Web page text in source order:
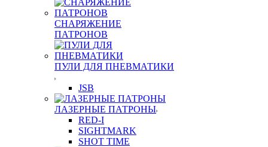
СНАРЯЖЕНИЕ
ПАТРОНОВ
ПУЛИ ДЛЯ ПНЕВМАТИКИ
JSB
ЛАЗЕРНЫЕ ПАТРОНЫ
RED-I
SIGHTMARK
SHOT TIME